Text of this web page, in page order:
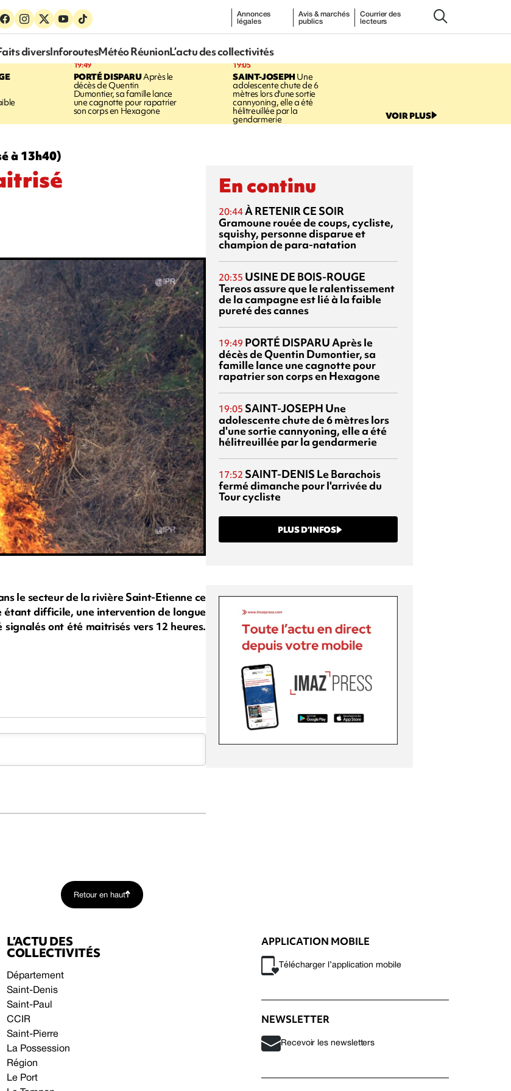
Annonces
légales
Avis & marchés
publics
Courrier des
lecteurs
diversInforoutesMétéo RéunionL’actu des collectivités
19:49
PORTÉ DISPARUAprès le
décès de Quentin
Dumontier, sa famille lance
une cagnotte pour rapatrier
son corps en Hexagone
19:05
SAINT-JOSEPHUne
adolescente chute de 6
mètres lors d'une sortie
cannyoning, elle a été
hélitreuillée par la
gendarmerie VOIR PLUS
à 13h40)
le secteur de la rivière Saint-Etienne ce
étant difficile, une intervention de longue
ont été maitrisés vers 12 heures.
En continu
20:44À RETENIR CE SOIR
Gramoune rouée de coups, cycliste,
squishy, personne disparue et
champion de para-natation
20:35 USINE DE BOIS-ROUGE
Tereos assure que le ralentissement
de la campagne est lié à la faible
pureté des cannes
19:49 PORTÉ DISPARUAprès le
décès de Quentin Dumontier, sa
famille lance une cagnotte pour
rapatrier son corps en Hexagone
19:05 SAINT-JOSEPH Une
adolescente chute de 6 mètres lors
d'une sortie cannyoning, elle a été
hélitreuillée par la gendarmerie
17:52 SAINT-DENIS Le Barachois
fermé dimanche pour l'arrivée du
Tour cycliste
PLUS D’INFOS
Retour en haut
L’ACTU DES
COLLECTIVITÉS
Département
Saint-Denis
Saint-Paul
CCIR
Saint-Pierre
La Possession
Région
Le Port
APPLICATION MOBILE
Télécharger l’application mobile
NEWSLETTER
Recevoir les newsletters